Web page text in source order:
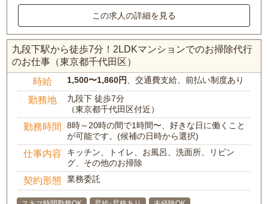
この求人の詳細を見る
九段下駅から徒歩7分！2LDKマンションでのお掃除代行
のお仕事（東京都千代田区）
時給 1,500〜1,860円 、交通費支給、前払い制度あり
勤務地
九段下 徒歩7分
（東京都千代田区付近）
勤務時間
8時～20時の間で1時間〜、好きな日に働くこと
が可能です。(候補の日時から選択)
仕事内容
キッチン、トイレ、お風呂、洗面所、リビン
グ、その他のお掃除
契約形態 業務委託